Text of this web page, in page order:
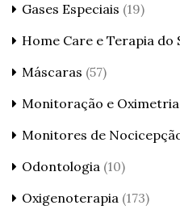
Gases Especiais (19)
Home Care e Terapia do
Máscaras (57)
Monitoração e Oximetria
Monitores de
Odontologia (10)
Oxigenoterapia (173)